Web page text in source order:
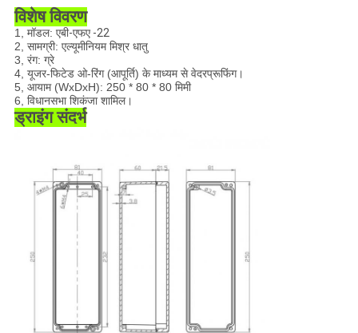
विशेष विवरण
1, मॉडल: एबी-एफए -22
2, सामग्री: एल्यूमीनियम मिश्र धातु
3, रंग: ग्रे
4, यूजर-फिटेड ओ-रिंग (आपूर्ति) के माध्यम से वेदरप्रूफिंग।
5, आयाम (WxDxH): 250 * 80 * 80 मिमी
6, विधानसभा शिकंजा शामिल।
ड्राइंग संदर्भ